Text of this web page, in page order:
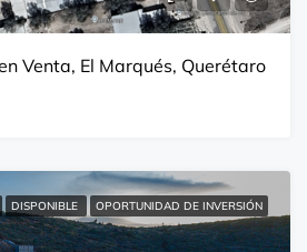
Venta, El Marqués, Querétaro
DISPONIBLE OPORTUNIDAD DE INVERSIÓN